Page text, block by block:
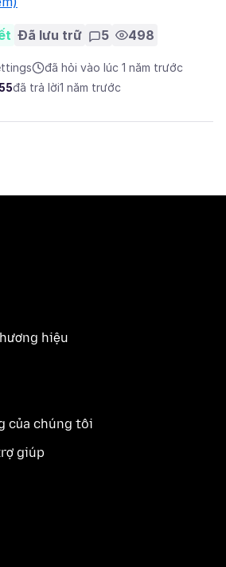
Đã lưu trữ 5 498
đã hỏi vào lúc 1 năm trước
đã trả lời1 năm trước
hiệu
của chúng tôi
giúp